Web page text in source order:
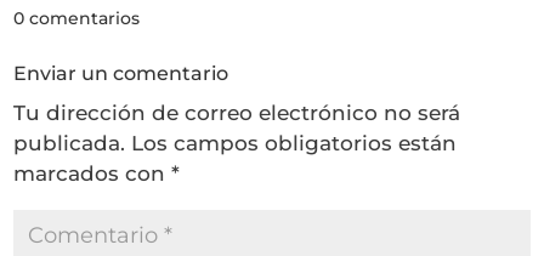
0 comentarios
Enviar un comentario
Tu dirección de correo electrónico no será
publicada. Los campos obligatorios están
marcados con*